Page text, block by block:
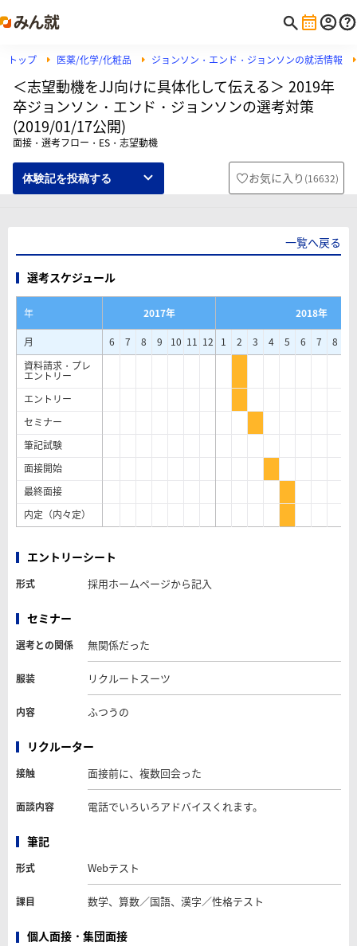
トップ 医薬/化学/化粧品 ジョンソン・エンド・ジョンソンの就活情報
＜志望動機をJJ向けに具体化して伝える＞ 2019年
卒ジョンソン・エンド・ジョンソンの選考対策
(2019/01/17公開)
面接・選考フロー・ES・志望動機
体験記を投稿する お気に入り (16632)
一覧へ戻る
選考スケジュール
年 2017年
2018年
月
6 7 8 9 10 11 12 1 2 3 4 5 6 7 8
資料請求・プレ
エントリー
エントリー
セミナー
筆記試験
面接開始
最終面接
内定（内々定）
エントリーシート
形式 採用ホームページから記入
セミナー
選考との関係 無関係だった
服装 リクルートスーツ
内容 ふつうの
リクルーター
接触 面接前に、複数回会った
面談内容 電話でいろいろアドバイスくれます。
筆記
形式 Webテスト
課目 数学、算数／国語、漢字／性格テスト
個人面接・集団面接